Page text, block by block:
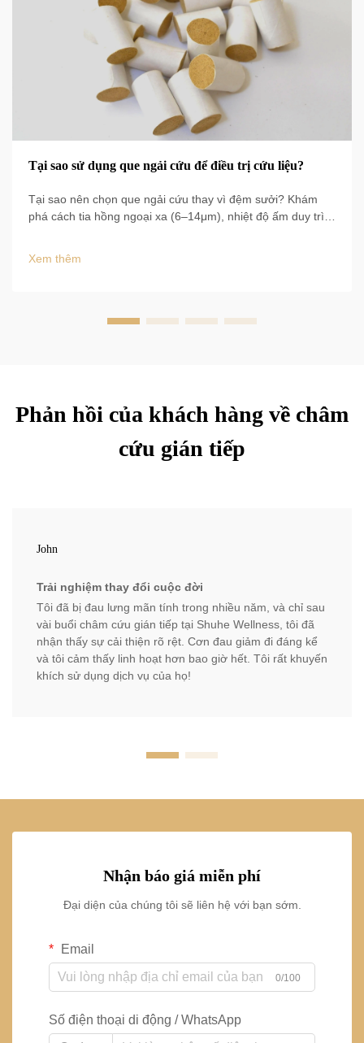
Tại sao sử dụng que ngải cứu để điều trị cứu liệu?
Tại sao nên chọn que ngải cứu thay vì đệm sưởi? Khám
phá cách tia hồng ngoại xa (6–14μm), nhiệt độ ấm duy trì
Xem thêm
Phản hồi của khách hàng về châm
cứu gián tiếp
John
Trải nghiệm thay đổi cuộc đời
Tôi đã bị đau lưng mãn tính trong nhiều năm, và chỉ sau
vài buổi châm cứu gián tiếp tại Shuhe Wellness, tôi đã
nhận thấy sự cải thiện rõ rệt. Cơn đau giảm đi đáng kể
và tôi cảm thấy linh hoạt hơn bao giờ hết. Tôi rất khuyến
khích sử dụng dịch vụ của họ!
Nhận báo giá miễn phí
Đại diện của chúng tôi sẽ liên hệ với bạn sớm.
Email
0/100
Số điện thoại di động / WhatsApp